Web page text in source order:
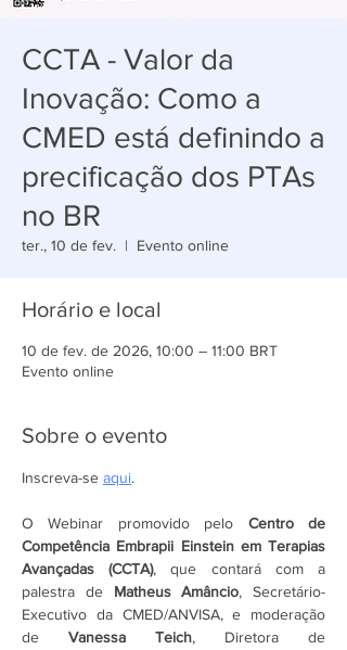
CCTA - Valor da
Inovação: Como a
CMED está definindo a
precificação dos PTAs
no BR
ter., 10 de fev.
  |
Evento online
Horário e local
10 de fev. de 2026, 10:00 – 11:00 BRT
Evento online
Sobre o evento
Inscreva-se aqui.
O Webinar promovido pelo Centro de
Competência Embrapii Einstein em Terapias
Avançadas (CCTA), que contará com a
palestra de Matheus Amâncio, Secretário-
Executivo da CMED/ANVISA, e moderação
de Vanessa Teich, Diretora de